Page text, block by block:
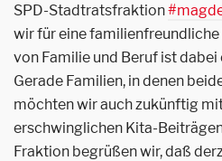
SPD-Stadtratsfraktion
wir für eine
von Familie und Beruf ist
Gerade Familien, in denen
möchten wir auch zukünftig
erschwinglichen Kita-
Fraktion begrüßen wir, daß